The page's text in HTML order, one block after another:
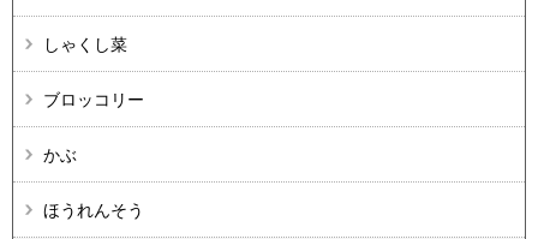
しゃくし菜
ブロッコリー
かぶ
ほうれんそう